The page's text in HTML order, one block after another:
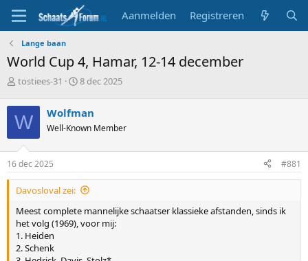
Aanmelden Registreren
Lange baan
World Cup 4, Hamar, 12-14 december
T
p
i
c
s
t
a
r
t
r
tostiees-31
S
r
t
a
u
m
8 dec 2025
W Wolfman
Well-Known Member
16 dec 2025 #881
Davosloval zei:
Meest complete mannelijke schaatser klassieke afstanden, sinds ik
het volg (1969), voor mij:
1. Heiden
2. Schenk